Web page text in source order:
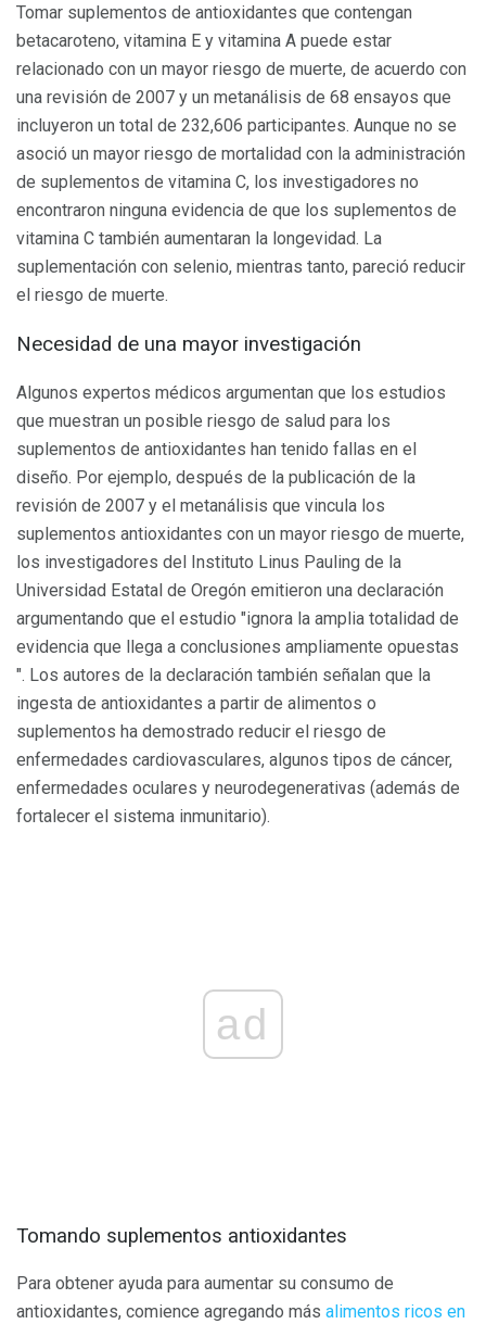
Tomar suplementos de antioxidantes que contengan
betacaroteno, vitamina E y vitamina A puede estar
relacionado con un mayor riesgo de muerte, de acuerdo con
una revisión de 2007 y un metanálisis de 68 ensayos que
incluyeron un total de 232,606 participantes. Aunque no se
asoció un mayor riesgo de mortalidad con la administración
de suplementos de vitamina C, los investigadores no
encontraron ninguna evidencia de que los suplementos de
vitamina C también aumentaran la longevidad. La
suplementación con selenio, mientras tanto, pareció reducir
el riesgo de muerte.
Necesidad de una mayor investigación
Algunos expertos médicos argumentan que los estudios
que muestran un posible riesgo de salud para los
suplementos de antioxidantes han tenido fallas en el
diseño. Por ejemplo, después de la publicación de la
revisión de 2007 y el metanálisis que vincula los
suplementos antioxidantes con un mayor riesgo de muerte,
los investigadores del Instituto Linus Pauling de la
Universidad Estatal de Oregón emitieron una declaración
argumentando que el estudio "ignora la amplia totalidad de
evidencia que llega a conclusiones ampliamente opuestas
". Los autores de la declaración también señalan que la
ingesta de antioxidantes a partir de alimentos o
suplementos ha demostrado reducir el riesgo de
enfermedades cardiovasculares, algunos tipos de cáncer,
enfermedades oculares y neurodegenerativas (además de
fortalecer el sistema inmunitario).
ad
Tomando suplementos antioxidantes
Para obtener ayuda para aumentar su consumo de
antioxidantes, comience agregando más alimentos ricos en